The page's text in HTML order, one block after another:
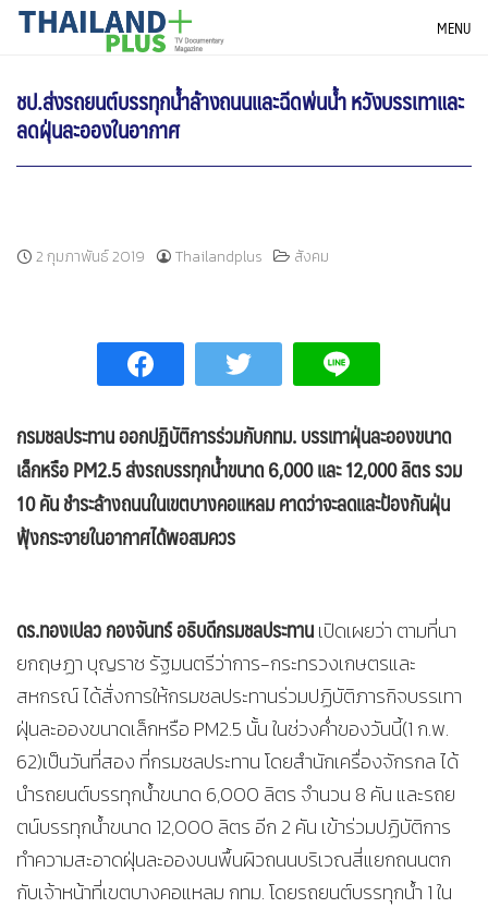
SkipTHAILANDPLUS NEWS MENU
ชป.ส่งรถยนต์บรรทุกน้ำล้างถนนและฉีดพ่นน้ำ หวังบรรเทาและ
ลดฝุ่นละอองในอากาศ
2 กุมภาพันธ์ 2019 Thailandplus สังคม
กรมชลประทาน ออกปฏิบัติการร่วมกับกทม. บรรเทาฝุ่นละอองขนาด
เล็กหรือPM2.5 ส่งรถบรรทุกน้ำขนาด 6,000 และ 12,000 ลิตร รวม
10 คัน ชำระล้างถนนในเขตบางคอแหลม คาดว่าจะลดและป้องกันฝุ่น
ฟุ้งกระจายในอากาศได้พอสมควร
ดร.ทองเปลว กองจันทร์ อธิบดีกรมชลประทานเปิดเผยว่า ตามที่นา
ยกฤษฏา บุญราช รัฐมนตรีว่าการ-กระทรวงเกษตรและ
สหกรณ์ ได้สั่งการให้กรมชลประทานร่วมปฏิบัติภารกิจบรรเทา
ฝุ่นละอองขนาดเล็กหรือ PM2.5 นั้น ในช่วงค่ำของวันนี้(1 ก.พ.
62)เป็นวันที่สอง ที่กรมชลประทาน โดยสำนักเครื่องจักรกล ได้
นำรถยนต์บรรทุกน้ำขนาด 6,000 ลิตร จำนวน 8 คัน และรถย
ตน์บรรทุกน้ำขนาด 12,000 ลิตร อีก 2 คัน เข้าร่วมปฏิบัติการ
ทำความสะอาดฝุ่นละอองบนพื้นผิวถนนบริเวณสี่แยกถนนตก
กับเจ้าหน้าที่เขตบางคอแหลม กทม. โดยรถยนต์บรรทุกน้ำ 1 ใน